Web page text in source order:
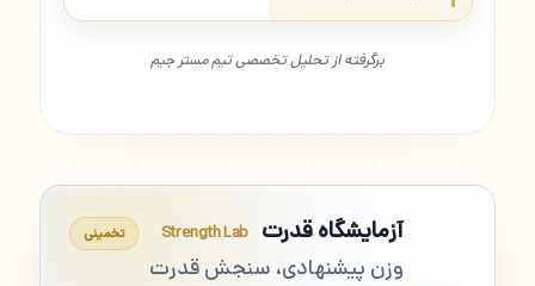
برگرفته از تحلیل تخصصی تیم مستر جیم
آزمایشگاه قدرت Strength Lab
وزن پیشنهادی، سنجش قدرت
تخمینی